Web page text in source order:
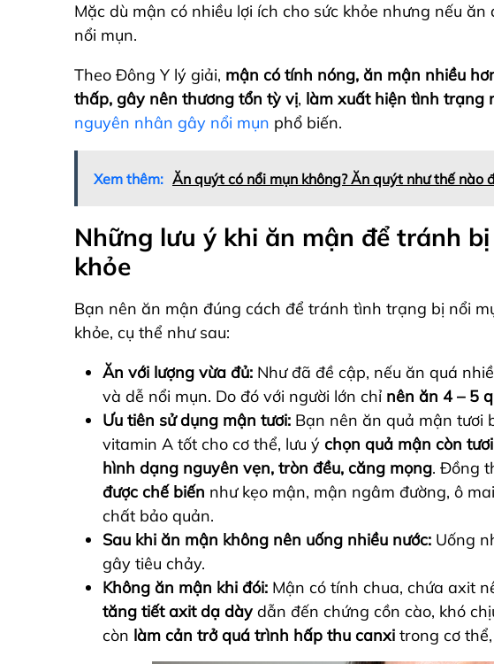
Mặc dù mận có nhiều lợi ích cho sức khỏe nhưng nếu
nổi mụn.
Theo Đông Y lý giải, mận có tính nóng, ăn mận nhiều
thấp, gây nên thương tổn tỳ vị, làm xuất hiện tình trạng
nguyên nhân gây nổi mụn phổ biến.
Xem thêm: Ăn quýt có nổi mụn không? Ăn quýt như thế nào
Những lưu ý khi ăn mận để tránh
khỏe
Bạn nên ăn mận đúng cách để tránh tình trạng bị nổi
khỏe, cụ thể như sau:
Ăn với lượng vừa đủ: Như đã đề cập, nếu ăn quá
và dễ nổi mụn. Do đó với người lớn chỉ nên ăn 4 – 5
Ưu tiên sử dụng mận tươi: Bạn nên ăn quả mận tươi
vitamin A tốt cho cơ thể, lưu ý chọn quả mận còn
hình dạng nguyên vẹn, tròn đều, căng mọng. Đồng
được chế biến như kẹo mận, mận ngâm đường, ô
chất bảo quản.
Sau khi ăn mận không nên uống nhiều nước: Uống
gây tiêu chảy.
Không ăn mận khi đói: Mận có tính chua, chứa axit
tăng tiết axit dạ dày dẫn đến chứng cồn cào, khó
còn làm cản trở quá trình hấp thu canxi trong cơ